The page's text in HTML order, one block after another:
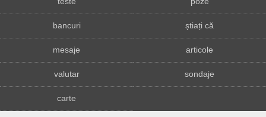
bancuri știați că
mesaje articole
valutar sondaje
carte